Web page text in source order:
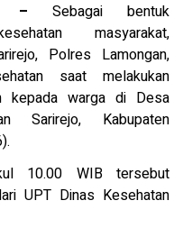
– Sebagai bentuk
masyarakat,
Polres Lamongan,
saat melakukan
kepada warga di Desa
Sarirejo, Kabupaten
10.00 WIB tersebut
UPT Dinas Kesehatan